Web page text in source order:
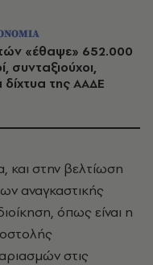
«έθαψε» 652.000
συνταξιούχοι,
δίχτυα της ΑΑΔΕ
και στην βελτίωση
αναγκαστικής
όπως είναι η
στις